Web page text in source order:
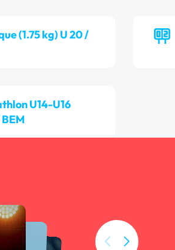
(1.75 kg) U 20 /
U14-U16